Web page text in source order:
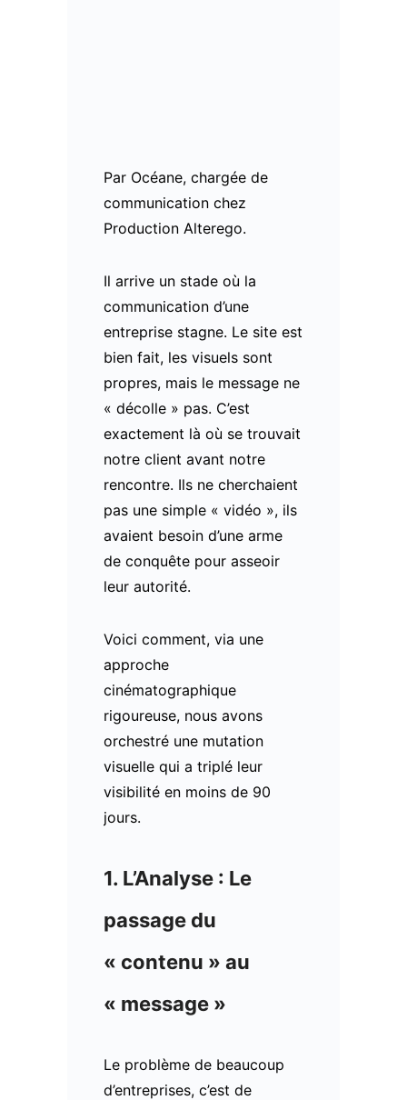
Par Océane, chargée de
communication chez
Production Alterego.
Il arrive un stade où la
communication d’une
entreprise stagne. Le site est
bien fait, les visuels sont
propres, mais le message ne
« décolle » pas. C’est
exactement là où se trouvait
notre client avant notre
rencontre. Ils ne cherchaient
pas une simple « vidéo », ils
avaient besoin d’une arme
de conquête pour asseoir
leur autorité.
Voici comment, via une
approche
cinématographique
rigoureuse, nous avons
orchestré une mutation
visuelle qui a triplé leur
visibilité en moins de 90
jours.
1. L’Analyse : Le
passage du
« contenu » au
« message »
Le problème de beaucoup
d’entreprises, c’est de